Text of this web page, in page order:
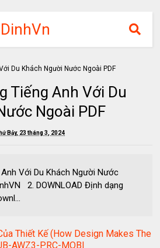
ebook,
học,
học
phí
Tiếng Anh Với Du
Ngoài PDF
Bảy, 23 tháng 3, 2024
Với Du Khách Người Nước
2. DOWNLOAD Định dạng
Thiết Kế (How Design Makes The
AWZ3-PRC-MOBI